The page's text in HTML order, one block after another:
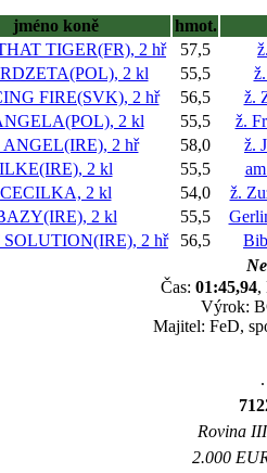
jméno koně
hmot.
TIGER(FR), 2 hř 57,5
2 kl 55,5
FIRE(SVK), 2 hř 56,5
ž.
2 kl 55,5
ž.
ANGEL(IRE), 2 hř 58,0
ž.
ILKE(IRE), 2 kl 55,5
CECILKA, 2 kl 54,0
ž.
2 kl 55,5
SOLUTION(IRE), 2 hř 56,5
Čas: 01:45,94,
Výrok:
Majitel: FeD,
Rovina
2.000